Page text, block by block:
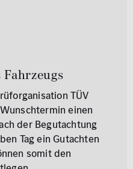
TÜV
einen
der Begutachtung
Tag ein Gutachten
somit den